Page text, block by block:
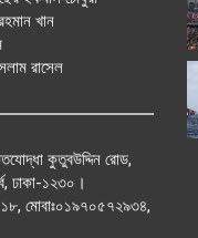
খান
রাসেল
কুতুবউদ্দিন রোড,
ঢাকা-১২৩০।
মোবাঃ০১৯৭০৫৭২৯৩৪,